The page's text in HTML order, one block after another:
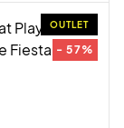
OUTLET
- 57%